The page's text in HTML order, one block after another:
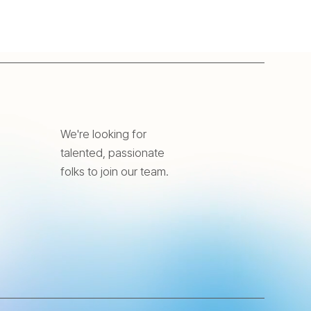
We're looking for
talented, passionate
folks to join our team.